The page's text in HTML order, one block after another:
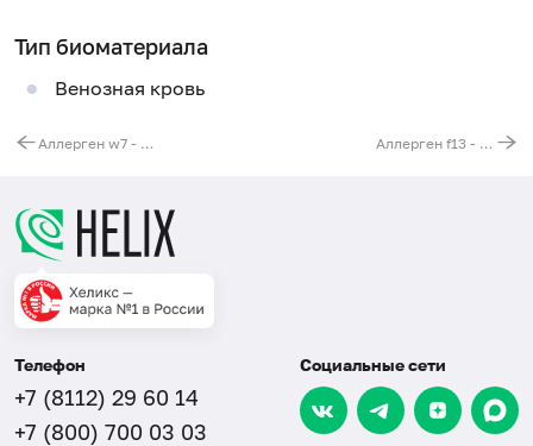
Тип биоматериала
Венозная кровь
Аллерген w7 - нивяник (поповник), IgE (ImmunoCAP) Аллерген f13 - арахис, IgE (ImmunoCAP)
Телефон
+7 (8112) 29 60 14
+7 (800) 700 03 03
Социальные сети